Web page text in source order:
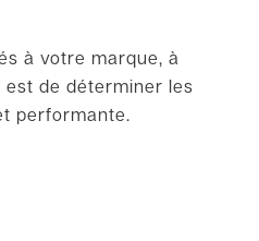
à votre marque, à
est de déterminer les
performante.